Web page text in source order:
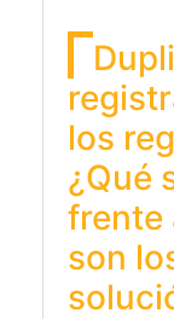
los
¿Qué
frente
son